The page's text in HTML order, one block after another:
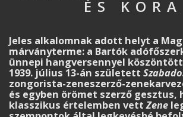
ÉS KORA
Jeles alkalomnak adott helyt a
márványterme: a Bartók
ünnepi hangversennyel
1939. július 13-án született
zongorista-zeneszerző-
és egyben örömet szerző gesztus,
klasszikus értelemben vettZene